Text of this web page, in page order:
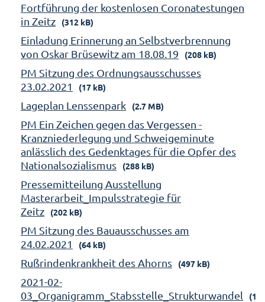
Fortführung der kostenlosen Coronatestungen
in Zeitz
(312 kB)
Einladung Erinnerung an Selbstverbrennung
von Oskar Brüsewitz am 18.08.19
(208 kB)
PM Sitzung des Ordnungsausschusses
23.02.2021
(17 kB)
Lageplan Lenssenpark (2.7 MB)
PM Ein Zeichen gegen das Vergessen -
Kranzniederlegung und Schweigeminute
anlässlich des Gedenktages für die Opfer des
Nationalsozialismus
(288 kB)
Pressemitteilung Ausstellung
Masterarbeit_Impulsstrategie für
Zeitz
(202 kB)
PM Sitzung des Bauausschusses am
24.02.2021
(64 kB)
Rußrindenkrankheit des Ahorns (497 kB)
2021-02-
03_Organigramm_Stabsstelle_Strukturwandel